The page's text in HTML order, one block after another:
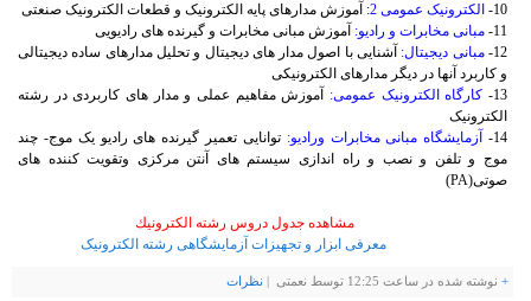
10-
الکترونیک عمومی 2
: آموزش مدارهای پایه الکترونیک و قطعات الکترونیک صنعتی
11- مبانی مخابرات و رادیو: آموزش مبانی مخابرات و گیرنده های رادیویی
12- مبانی دیجیتال: آشنایی با اصول مدار های دیجیتال و تحلیل مدارهای ساده دیجیتالی
و کاربرد آنها در دیگر مدارهای الکترونیکی
13-
کارگاه الکترونیک عمومی: آموزش مفاهیم عملی و مدار های کاربردی در رشته
الکترونیک
14-
آزمایشگاه مبانی مخابرات ورادیو: توانایی تعمیر گیرنده های رادیو یک موج- چند
موج و تلفن و نصب و راه اندازی سیستم های آنتن مرکزی وتقویت کننده های
صوتی(PA
)
مشاهده جدول دروس رشته الكترونيك
معرفی ابزار و تجهیزات آزمایشگاهی رشته الکترونیک
+ نوشته شده در ساعت 12:25 توسط نعمتی | نظرات